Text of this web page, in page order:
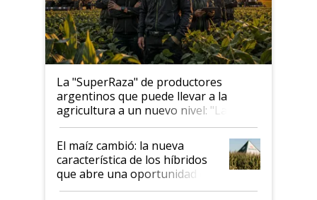
La "SuperRaza" de productores
argentinos que puede llevar a la
agricultura a un nuevo nivel: "Las
posibilidades de crecimiento son
infinitas"
El maíz cambió: la nueva
característica de los híbridos
que abre una oportunidad en
el lote